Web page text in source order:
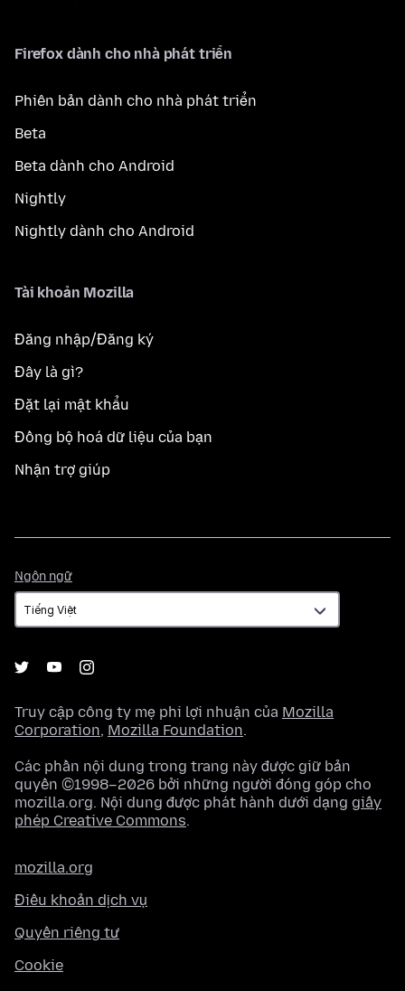
Firefox dành cho nhà phát triển
Phiên bản dành cho nhà phát triển
Beta
Beta dành cho Android
Nightly
Nightly dành cho Android
Tài khoản Mozilla
Đăng nhập/Đăng ký
Đây là gì?
Đặt lại mật khẩu
Đồng bộ hoá dữ liệu của bạn
Nhận trợ giúp
Ngôn ngữ
ngữ
Truy cập công ty mẹ phi lợi nhuận của Mozilla
Corporation, Mozilla Foundation.
Các phần nội dung trong trang này được giữ bản
quyền ©1998–2026 bởi những người đóng góp cho
mozilla.org. Nội dung được phát hành dưới dạng giấy
phép Creative Commons.
mozilla.org
Điều khoản dịch vụ
Quyền riêng tư
Cookie